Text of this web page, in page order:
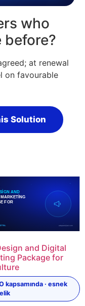
who
before?
at renewal
on favourable
Solution
and Digital
Package for
kapsamında · esnek